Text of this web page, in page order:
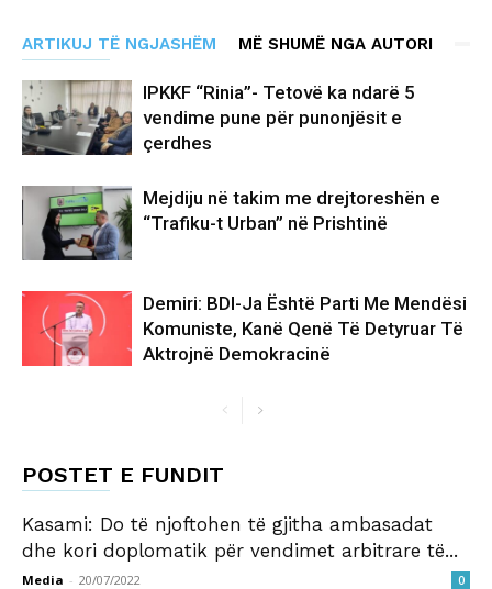
ARTIKUJ TË NGJASHËM MË SHUMË NGA AUTORI
IPKKF “Rinia”- Tetovë ka ndarë 5
vendime pune për punonjësit e
çerdhes
Mejdiju në takim me drejtoreshën e
“Trafiku-t Urban” në Prishtinë
Demiri: BDI-Ja Është Parti Me Mendësi
Komuniste, Kanë Qenë Të Detyruar Të
Aktrojnë Demokracinë
POSTET E FUNDIT
Kasami: Do të njoftohen të gjitha ambasadat
dhe kori doplomatik për vendimet arbitrare të...
Media - 20/07/2022 0